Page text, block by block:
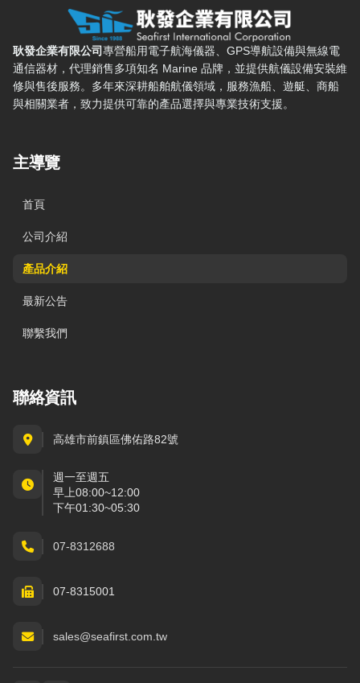
耿發企業有限公司 — 網站概要、主導覽與聯絡方式
耿發企業有限公司專營船用電子航海儀器、GPS導航設備與無線電
通信器材，代理銷售多項知名 Marine 品牌，並提供航儀設備安裝維
修與售後服務。多年來深耕船舶航儀領域，服務漁船、遊艇、商船
與相關業者，致力提供可靠的產品選擇與專業技術支援。
主導覽
首頁
公司介紹
產品介紹
最新公告
聯繫我們
聯絡資訊
高雄市前鎮區佛佑路82號
週一至週五
早上08:00~12:00
下午01:30~05:30
07-8312688
07-8315001
sales@seafirst.com.tw